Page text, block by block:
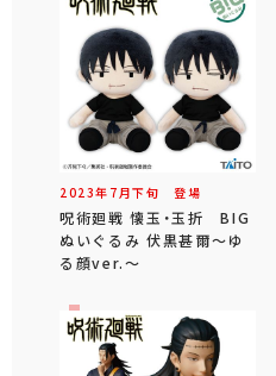
2023年 7 月下旬 登場
呪術廻戦 懐玉・玉折 BIG
ぬいぐるみ 伏黒甚爾～ゆ
る顔ver.～